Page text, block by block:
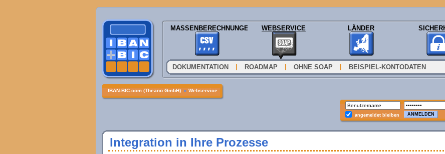
MASSENBERECHNUNGEN WEBSERVICE LÄNDER
DOKUMENTATION ROADMAP OHNE SOAP BEISPIEL-KONTODATEN
IBAN-BIC.com (Theano GmbH) » Webservice
angemeldet bleiben
Integration in Ihre Prozesse